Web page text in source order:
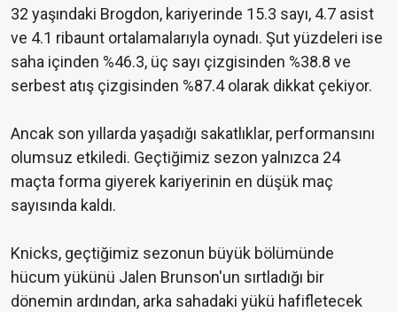
32 yaşındaki Brogdon, kariyerinde 15.3 sayı, 4.7 asist
ve 4.1 ribaunt ortalamalarıyla oynadı. Şut yüzdeleri ise
saha içinden %46.3, üç sayı çizgisinden %38.8 ve
serbest atış çizgisinden %87.4 olarak dikkat çekiyor.
Ancak son yıllarda yaşadığı sakatlıklar, performansını
olumsuz etkiledi. Geçtiğimiz sezon yalnızca 24
maçta forma giyerek kariyerinin en düşük maç
sayısında kaldı.
Knicks, geçtiğimiz sezonun büyük bölümünde
hücum yükünü Jalen Brunson'un sırtladığı bir
dönemin ardından, arka sahadaki yükü hafifletecek